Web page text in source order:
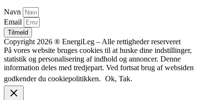
Navn
Email
Tilmeld
Copyright 2026 ® EnergiLeg – Alle rettigheder reserveret
På vores website bruges cookies til at huske dine indstillinger,
statistik og personalisering af indhold og annoncer. Denne
information deles med tredjepart. Ved fortsat brug af websiden
godkender du cookiepolitikken. Ok, Tak.